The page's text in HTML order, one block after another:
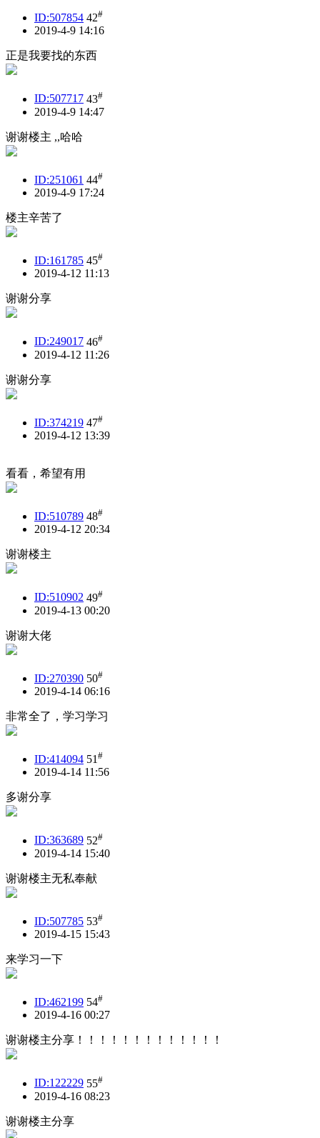
ID:507854 42#
2019-4-9 14:16
正是我要找的东西
ID:507717 43#
2019-4-9 14:47
谢谢楼主 ,,哈哈
ID:251061 44#
2019-4-9 17:24
楼主辛苦了
ID:161785 45#
2019-4-12 11:13
谢谢分享
ID:249017 46#
2019-4-12 11:26
谢谢分享
ID:374219 47#
2019-4-12 13:39
看看，希望有用
ID:510789 48#
2019-4-12 20:34
谢谢楼主
ID:510902 49#
2019-4-13 00:20
谢谢大佬
ID:270390 50#
2019-4-14 06:16
非常全了，学习学习
ID:414094 51#
2019-4-14 11:56
多谢分享
ID:363689 52#
2019-4-14 15:40
谢谢楼主无私奉献
ID:507785 53#
2019-4-15 15:43
来学习一下
ID:462199 54#
2019-4-16 00:27
谢谢楼主分享！！！！！！！！！！！！！
ID:122229 55#
2019-4-16 08:23
谢谢楼主分享